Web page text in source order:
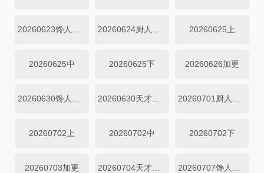
20260625上
20260625中 20260625下 20260626加更
20260630天才厨房
20260702上 20260702中 20260702下
20260703加更 20260704天才厨房